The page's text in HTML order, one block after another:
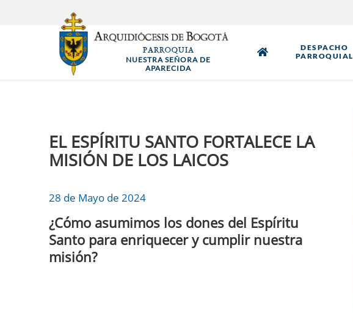
PARROQUIA
NUESTRA SEÑORA DE
APARECIDA
DESPACHO
PARROQUIAL
EL ESPÍRITU SANTO FORTALECE LA
MISIÓN DE LOS LAICOS
28 de Mayo de 2024
¿Cómo asumimos los dones del Espíritu
Santo para enriquecer y cumplir nuestra
misión?